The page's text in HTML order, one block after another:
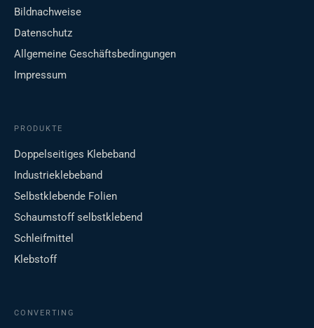
Bildnachweise
Datenschutz
Allgemeine Geschäftsbedingungen
Impressum
PRODUKTE
Doppelseitiges Klebeband
Industrieklebeband
Selbstklebende Folien
Schaumstoff selbstklebend
Schleifmittel
Klebstoff
CONVERTING